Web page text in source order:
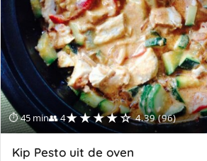
⏱ 45 min👥 4★★★★☆ 4.39 (96)
Kip Pesto uit de oven